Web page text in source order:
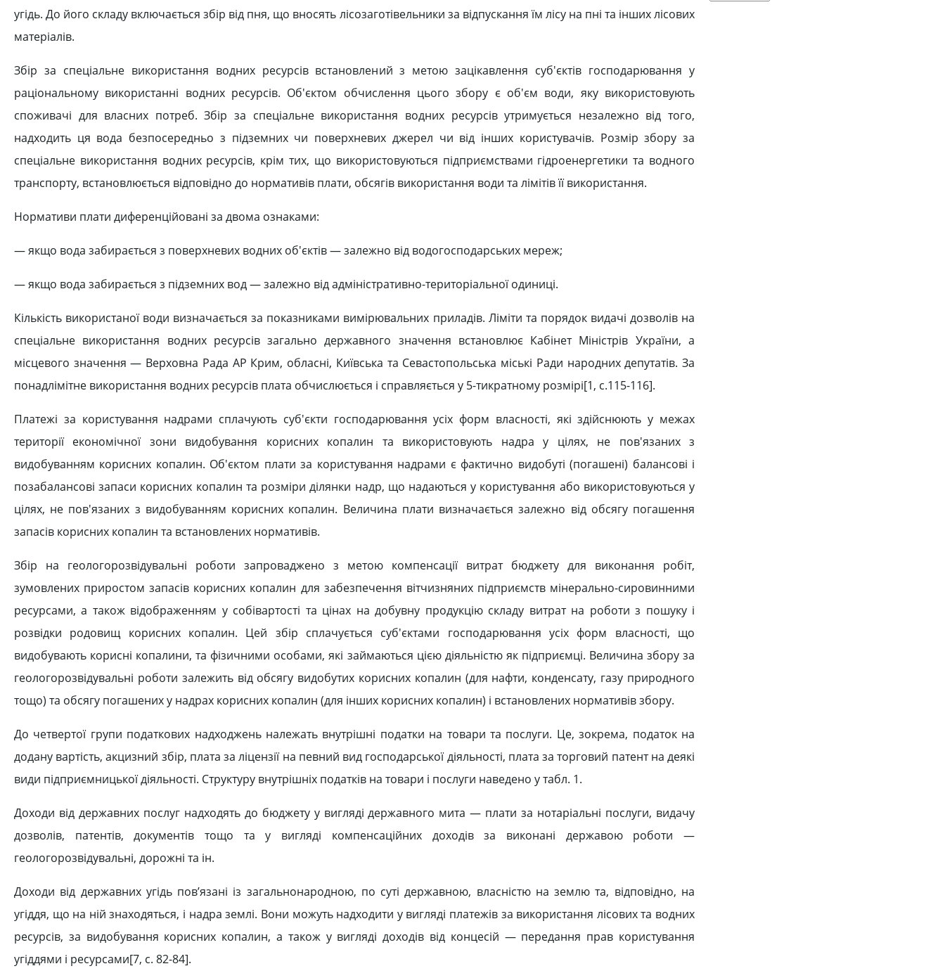
угідь. До його складу включається збір від пня, що вносять лісозаготівельники за відпускання їм лісу на пні та інших лісових
матеріалів.
Збір за спеціальне використання водних ресурсів встановлений з метою зацікавлення суб'єктів господарювання у
раціональному використанні водних ресурсів. Об'єктом обчислення цього збору є об'єм води, яку використовують
споживачі для власних потреб. Збір за спеціальне використання водних ресурсів утримується незалежно від того,
надходить ця вода безпосередньо з підземних чи поверхневих джерел чи від інших користувачів. Розмір збору за
спеціальне використання водних ресурсів, крім тих, що використовуються підприємствами гідроенергетики та водного
транспорту, встановлюється відповідно до нормативів плати, обсягів використання води та лімітів її використання.
Нормативи плати диференційовані за двома ознаками:
— якщо вода забирається з поверхневих водних об'єктів — залежно від водогосподарських мереж;
— якщо вода забирається з підземних вод — залежно від адміністративно-територіальної одиниці.
Кількість використаної води визначається за показниками вимірювальних приладів. Ліміти та порядок видачі дозволів на
спеціальне використання водних ресурсів загально державного значення встановлює Кабінет Міністрів України, а
місцевого значення — Верховна Рада АР Крим, обласні, Київська та Севастопольська міські Ради народних депутатів. За
понадлімітне використання водних ресурсів плата обчислюється і справляється у 5-тикратному розмірі[1, c.115-116].
Платежі за користування надрами сплачують суб'єкти господарювання усіх форм власності, які здійснюють у межах
території економічної зони видобування корисних копалин та використовують надра у цілях, не пов'язаних з
видобуванням корисних копалин. Об'єктом плати за користування надрами є фактично видобуті (погашені) балансові і
позабалансові запаси корисних копалин та розміри ділянки надр, що надаються у користування або використовуються у
цілях, не пов'язаних з видобуванням корисних копалин. Величина плати визначається залежно від обсягу погашення
запасів корисних копалин та встановлених нормативів.
Збір на геологорозвідувальні роботи запроваджено з метою компенсації витрат бюджету для виконання робіт,
зумовлених приростом запасів корисних копалин для забезпечення вітчизняних підприємств мінерально-сировинними
ресурсами, а також відображенням у собівартості та цінах на добувну продукцію складу витрат на роботи з пошуку і
розвідки родовищ корисних копалин. Цей збір сплачується суб'єктами господарювання усіх форм власності, що
видобувають корисні копалини, та фізичними особами, які займаються цією діяльністю як підприємці. Величина збору за
геологорозвідувальні роботи залежить від обсягу видобутих корисних копалин (для нафти, конденсату, газу природного
тощо) та обсягу погашених у надрах корисних копалин (для інших корисних копалин) і встановлених нормативів збору.
До четвертої групи податкових надходжень належать внутрішні податки на товари та послуги. Це, зокрема, податок на
додану вартість, акцизний збір, плата за ліцензії на певний вид господарської діяльності, плата за торговий патент на деякі
види підприємницької діяльності. Структуру внутрішніх податків на товари і послуги наведено у табл. 1.
Доходи від державних послуг надходять до бюджету у вигляді державного мита — плати за нотаріальні послуги, видачу
дозволів, патентів, документів тощо та у вигляді компенсаційних доходів за виконані державою роботи —
геологорозвідувальні, дорожні та ін.
Доходи від державних угідь пов’язані із загальнонародною, по суті державною, власністю на землю та, відповідно, на
угіддя, що на ній знаходяться, і надра землі. Вони можуть надходити у вигляді платежів за використання лісових та водних
ресурсів, за видобування корисних копалин, а також у вигляді доходів від концесій — передання прав користування
угіддями і ресурсами[7, c. 82-84].